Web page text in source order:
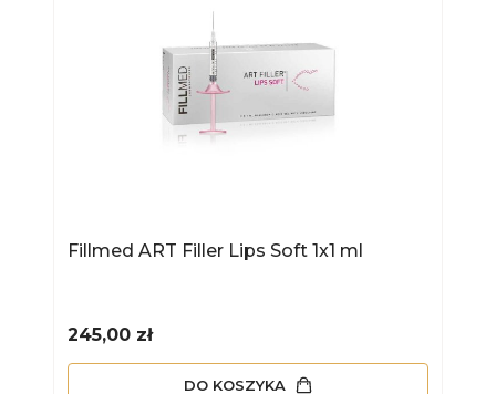
Fillmed ART Filler Lips Soft 1x1 ml
Cena
245,00 zł
DO KOSZYKA